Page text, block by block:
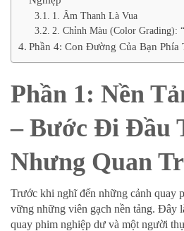
1. Âm Thanh Là Vua
2. Chỉnh Màu (Color Grading):
Phần 4: Con Đường Của Bạn Phía
Phần 1: Nền
– Bước Đi Đầu
Nhưng Quan
Trước khi nghĩ đến những cảnh quay
vững những viên gạch nền tảng. Đây
quay phim nghiệp dư và một người